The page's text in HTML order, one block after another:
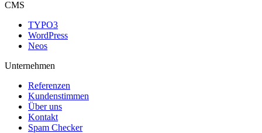
CMS
TYPO3
WordPress
Neos
Unternehmen
Referenzen
Kundenstimmen
Über uns
Kontakt
Spam Checker